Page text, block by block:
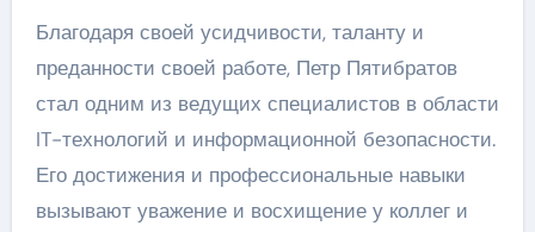
Благодаря своей усидчивости, таланту и
преданности своей работе, Петр Пятибратов
стал одним из ведущих специалистов в области
IT-технологий и информационной безопасности.
Его достижения и профессиональные навыки
вызывают уважение и восхищение у коллег и